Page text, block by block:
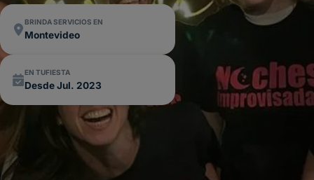
BRINDA SERVICIOS EN
Montevideo
EN TUFIESTA
Desde Jul. 2023